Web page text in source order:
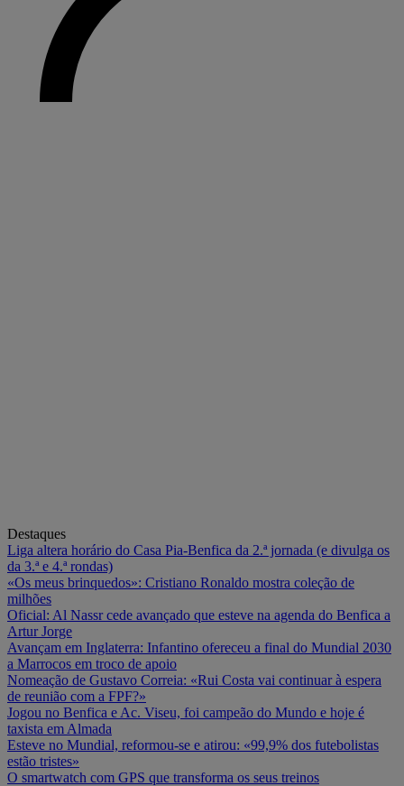
Destaques
Liga altera horário do Casa Pia-Benfica da 2.ª jornada (e divulga os
da 3.ª e 4.ª rondas)
«Os meus brinquedos»: Cristiano Ronaldo mostra coleção de
milhões
Oficial: Al Nassr cede avançado que esteve na agenda do Benfica a
Artur Jorge
Avançam em Inglaterra: Infantino ofereceu a final do Mundial 2030
a Marrocos em troco de apoio
Nomeação de Gustavo Correia: «Rui Costa vai continuar à espera
de reunião com a FPF?»
Jogou no Benfica e Ac. Viseu, foi campeão do Mundo e hoje é
taxista em Almada
Esteve no Mundial, reformou-se e atirou: «99,9% dos futebolistas
estão tristes»
O smartwatch com GPS que transforma os seus treinos